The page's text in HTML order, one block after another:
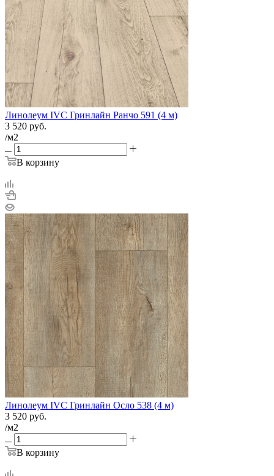
Линолеум IVC Гринлайн Ранчо 591 (4 м)
3 520 руб.
/м2
В корзину
Линолеум IVC Гринлайн Осло 538 (4 м)
3 520 руб.
/м2
В корзину